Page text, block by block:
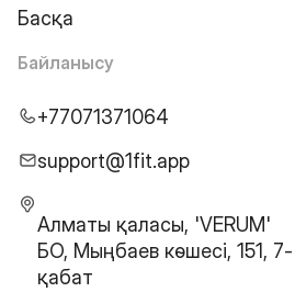
Басқа
Байланысу
+77071371064
support@1fit.app
Алматы қаласы, 'VERUM'
БО, Мыңбаев көшесі, 151, 7-
қабат